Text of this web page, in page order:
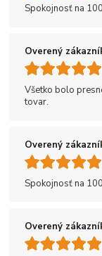
Spokojnosť na
Overený
Všetko bolo
tovar.
Overený
Spokojnosť na
Overený